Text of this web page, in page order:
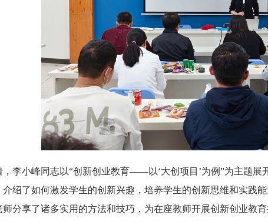
，李小峰同志以“创新创业教育——以‘大创项目’为例”为主题展
介绍了如何激发学生的创新兴趣，培养学生的创新思维和实践
分享了诸多实用的方法和技巧，为在座教师开展创新创业教育